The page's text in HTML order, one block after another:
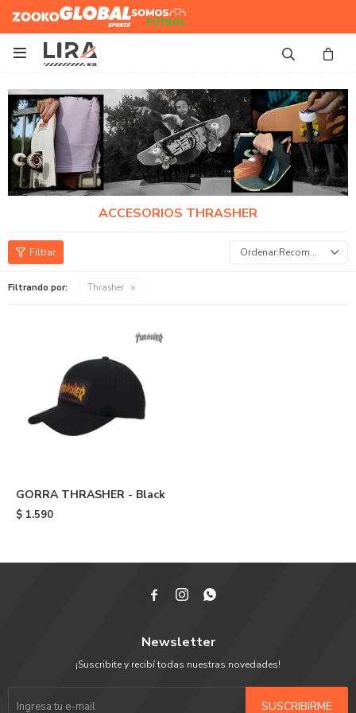
Zooko Global Sports
Somos
Futbol

ACCESORIOS THRASHER
Recomendados
Filtrando por: Thrasher
GORRA THRASHER - Black
$ 1.590
  
Newsletter
¡Suscribite y recibí todas nuestras novedades!
SUSCRIBIRME